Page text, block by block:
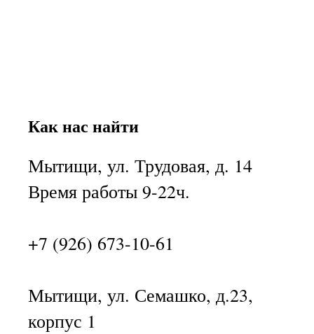
Как нас найти
Мытищи, ул. Трудовая, д. 14
Время работы 9-22ч.
+7 (926) 673-10-61
Мытищи, ул. Семашко, д.23,
корпус 1